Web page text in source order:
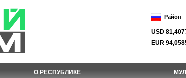
Район
USD
EUR
О РЕСПУБЛИКЕ